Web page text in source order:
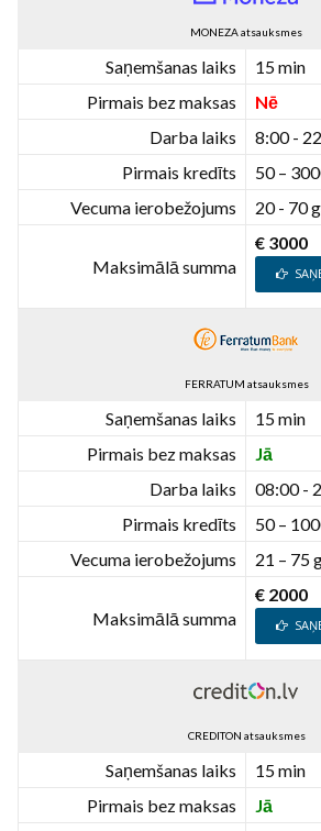
MONEZA atsauksmes
Saņemšanas laiks
15 min
Pirmais bez maksas
Nē
Darba laiks
8:00 -
Pirmais kredīts
50 –
Vecuma ierobežojums
20 - 70
Maksimālā summa
€ 3000
FERRATUM atsauksmes
Saņemšanas laiks
15 min
Pirmais bez maksas
Jā
Darba laiks
08:00 -
Pirmais kredīts
50 –
Vecuma ierobežojums
21 – 75
Maksimālā summa
€ 2000
CREDITON atsauksmes
Saņemšanas laiks
15 min
Pirmais bez maksas
Jā